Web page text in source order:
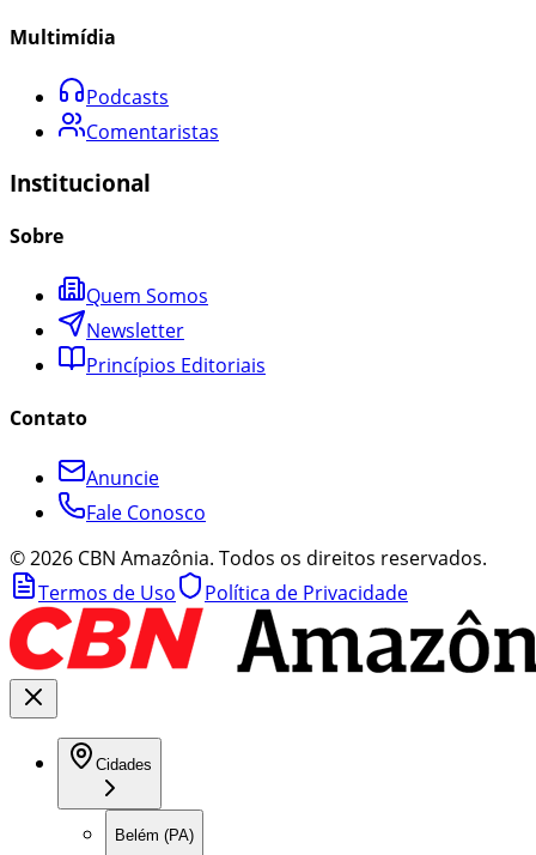
Multimídia
Podcasts
Comentaristas
Institucional
Sobre
Quem Somos
Newsletter
Princípios Editoriais
Contato
Anuncie
Fale Conosco
©2026 CBN Amazônia. Todos os direitos reservados.
Termos de Uso
Política de Privacidade
Cidades
Belém (PA)